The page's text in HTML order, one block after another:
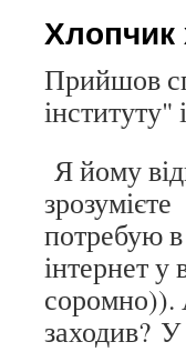
Хлопчик
Прийшов
Я йому
потребую
інтернет
соромно)).
заходив?